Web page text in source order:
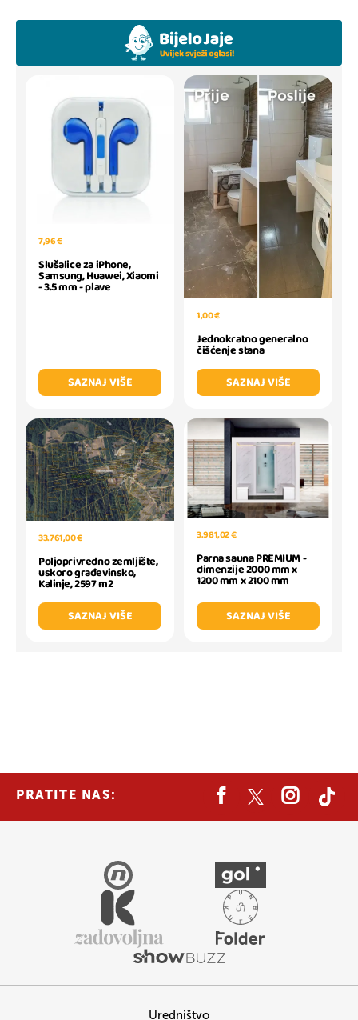
7,96 €
Slušalice za iPhone,
Samsung, Huawei, Xiaomi
- 3.5 mm - plave
SAZNAJ VIŠE
1,00 €
Jednokratno generalno
čišćenje stana
SAZNAJ VIŠE
33.761,00 €
Poljoprivredno zemljište,
uskoro građevinsko,
Kalinje, 2597 m2
SAZNAJ VIŠE
3.981,02 €
Parna sauna PREMIUM -
dimenzije 2000 mm x
1200 mm x 2100 mm
SAZNAJ VIŠE
PRATITE NAS:
Uredništvo